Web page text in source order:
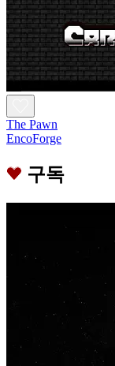
The Pawn
EncoForge
구독